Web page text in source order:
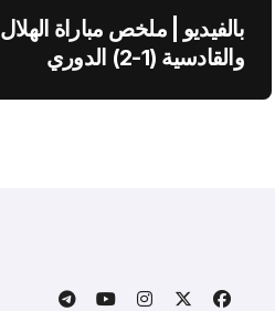
بالفيديو | ملخص مباراة الهلال
والقادسية (1-2) الدوري